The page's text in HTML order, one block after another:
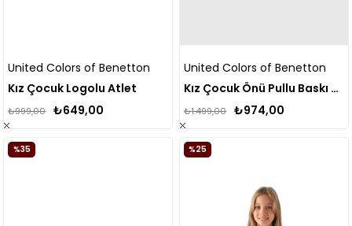
United Colors of Benetton
Kız Çocuk Logolu Atlet
₺649,00
₺999,00
United Colors of Benetton
Kız Çocuk Önü Pullu Baskı Detaylı Etek Ucu Yuvarlak Uzun Kollu T-Shirt
₺974,00
₺1.499,00
%35 %25